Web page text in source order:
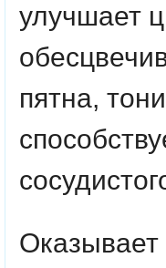
улучшает
пятна,